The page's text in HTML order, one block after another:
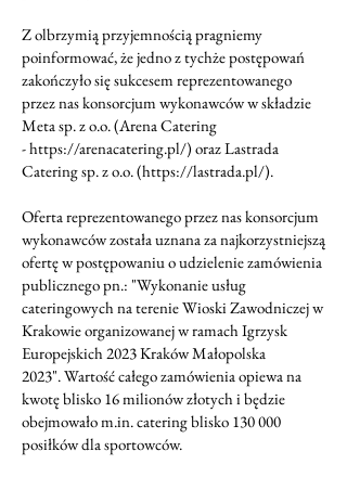
Z olbrzymią przyjemnością pragniemy
poinformować, że jedno z tychże postępowań
zakończyło się sukcesem reprezentowanego
przez nas konsorcjum wykonawców w składzie
Meta sp. z o.o. (Arena Catering
-https://arenacatering.pl/) oraz Lastrada
Catering sp. z o.o. (https://lastrada.pl/).
Oferta reprezentowanego przez nas konsorcjum
wykonawców została uznana za najkorzystniejszą
ofertę w postępowaniu o udzielenie zamówienia
publicznego pn.: "Wykonanie usług
cateringowych na terenie Wioski Zawodniczej w
Krakowie organizowanej w ramach Igrzysk
Europejskich 2023 Kraków Małopolska
2023". Wartość całego zamówienia opiewa na
kwotę blisko 16 milionów złotych i będzie
obejmowałom.in. catering blisko 130 000
posiłków dla sportowców.